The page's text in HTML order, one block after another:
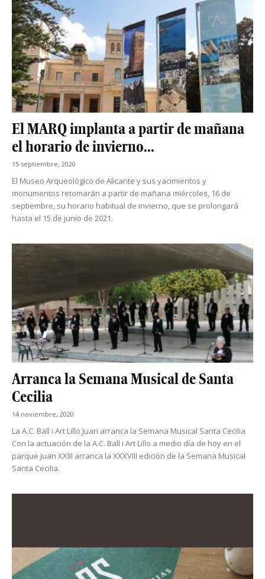
El MARQ implanta a partir de mañana
el horario de invierno...
15 septiembre, 2020
El Museo Arqueológico de Alicante y sus yacimientos y
monumentos retomarán a partir de mañana miércoles, 16 de
septiembre, su horario habitual de invierno, que se prolongará
hasta el 15 de junio de 2021.
Arranca la Semana Musical de Santa
Cecilia
14 noviembre, 2020
La A.C. Ball i Art Lillo Juan arranca la Semana Musical Santa Cecilia
Con la actuación de la A.C. Ball i Art Lillo a medio día de hoy en el
parque Juan XXIII arranca la XXXVIII edición de la Semana Musical
Santa Cecilia.